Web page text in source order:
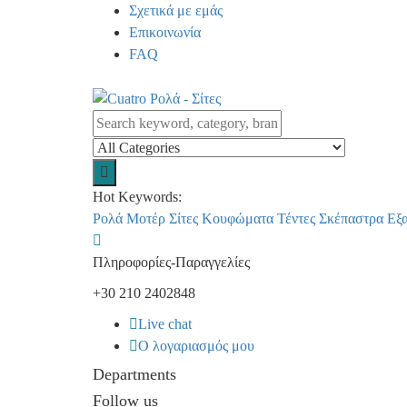
Σχετικά με εμάς
Επικοινωνία
FAQ
Hot Keywords:
Ρολά Μοτέρ Σίτες Κουφώματα Τέντες Σκέπαστρα
Πληροφορίες-Παραγγελίες
+30 210 2402848
Live chat
Ο λογαριασμός μου
Departments
Follow us